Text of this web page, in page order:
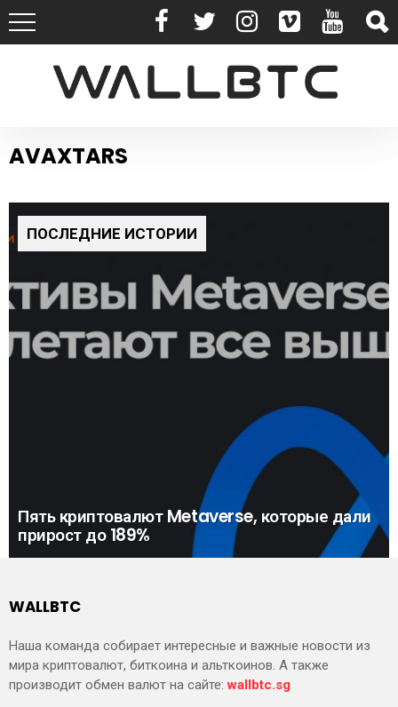
AVAXTARS
ПОСЛЕДНИЕ ИСТОРИИ
Пять криптовалют Metaverse, которые дали
прирост до 189%
WALLBTC
Наша команда собирает интересные и важные новости из
мира криптовалют, биткоина и альткоинов. А также
производит обмен валют на сайте:wallbtc.sg